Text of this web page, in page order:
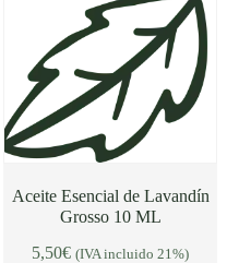
Aceite Esencial de Lavandín
Grosso 10 ML
5,50€ (IVA incluido 21%)